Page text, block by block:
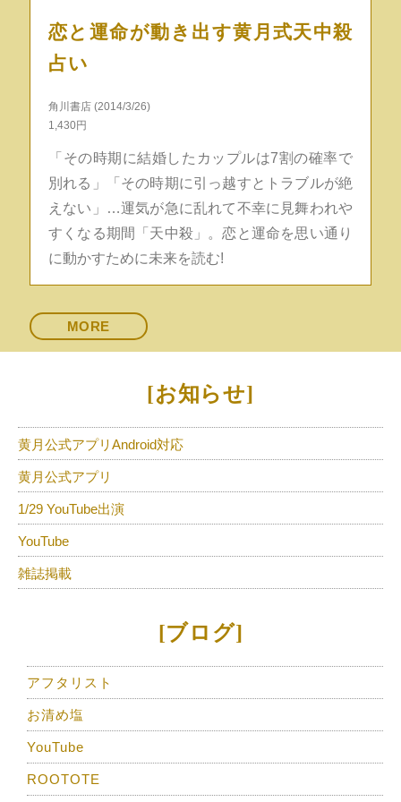
恋と運命が動き出す黄月式天中殺
占い
角川書店 (2014/3/26)
1,430円
「その時期に結婚したカップルは7割の確率で
別れる」「その時期に引っ越すとトラブルが絶
えない」…運気が急に乱れて不幸に見舞われや
すくなる期間「天中殺」。恋と運命を思い通り
に動かすために未来を読む!
MORE
[お知らせ]
黄月公式アプリAndroid対応
黄月公式アプリ
1/29 YouTube出演
YouTube
雑誌掲載
[ブログ]
アフタリスト
お清め塩
YouTube
ROOTOTE